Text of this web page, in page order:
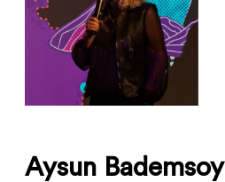
Aysun Bademsoy